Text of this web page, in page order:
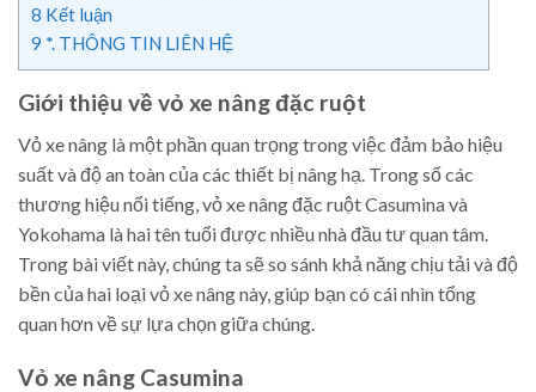
8 Kết luận
9 *. THÔNG TIN LIÊN HỆ
Giới thiệu về vỏ xe nâng đặc ruột
Vỏ xe nâng là một phần quan trọng trong việc đảm bảo hiệu
suất và độ an toàn của các thiết bị nâng hạ. Trong số các
thương hiệu nổi tiếng, vỏ xe nâng đặc ruột Casumina và
Yokohama là hai tên tuổi được nhiều nhà đầu tư quan tâm.
Trong bài viết này, chúng ta sẽ so sánh khả năng chịu tải và độ
bền của hai loại vỏ xe nâng này, giúp bạn có cái nhìn tổng
quan hơn về sự lựa chọn giữa chúng.
Vỏ xe nâng Casumina